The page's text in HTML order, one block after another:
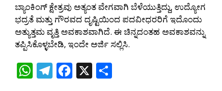
ಬ್ಯಾಂಕಿಂಗ್ ಕ್ಷೇತ್ರವು ಅತ್ಯಂತ ವೇಗವಾಗಿ ಬೆಳೆಯುತ್ತಿದ್ದು, ಉದ್ಯೋಗ
ಭದ್ರತೆ ಮತ್ತು ಗೌರವದ ದೃಷ್ಟಿಯಿಂದ ಪದವೀಧರರಿಗೆ ಇದೊಂದು
ಅತ್ಯುತ್ತಮ ವೃತ್ತಿ ಅವಕಾಶವಾಗಿದೆ. ಈ ಚಿನ್ನದಂತಹ ಅವಕಾಶವನ್ನು
ತಪ್ಪಿಸಿಕೊಳ್ಳಬೇಡಿ, ಇಂದೇ ಅರ್ಜಿ ಸಲ್ಲಿಸಿ.
W T F X